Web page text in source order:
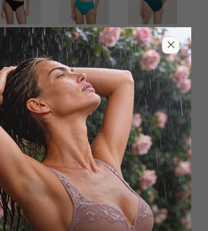
Определить размер
Наличие в магазинах
Добавить в избранное